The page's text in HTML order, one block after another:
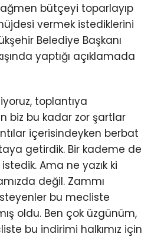
bütçeyi toparlayıp
vermek istediklerini
Belediye Başkanı
yaptığı açıklamada
toplantıya
biz bu kadar zor şartlar
içerisindeyken berbat
getirdik. Bir kademe de
Ama ne yazık ki
değil. Zammı
bu mecliste
oldu. Ben çok üzgünüm,
bu indirimi halkımız için